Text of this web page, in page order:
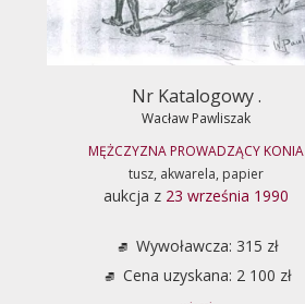
Nr Katalogowy .
Wacław Pawliszak
MĘŻCZYZNA PROWADZĄCY KONIA
tusz, akwarela, papier
aukcja z 23 września 1990
Wywoławcza: 315 zł
Cena uzyskana: 2 100 zł